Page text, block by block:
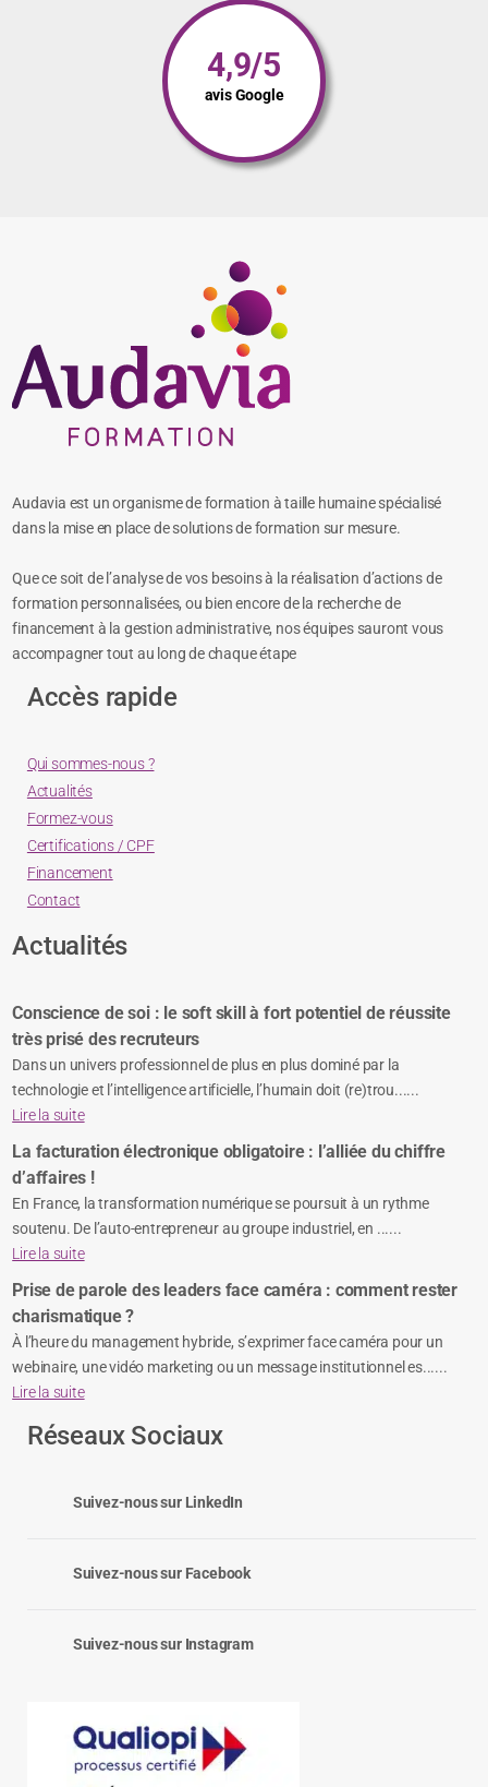
4,9/5
avis Google
Audavia est un organisme de formation à taille humaine spécialisé
dans la mise en place de solutions de formation sur mesure.
Que ce soit de l’analyse de vos besoins à la réalisation d’actions de
formation personnalisées, ou bien encore de la recherche de
financement à la gestion administrative, nos équipes sauront vous
accompagner tout au long de chaque étape
Accès rapide
Qui sommes-nous ?
Actualités
Formez-vous
Certifications / CPF
Financement
Contact
Actualités
Conscience de soi : le soft skill à fort potentiel de réussite
très prisé des recruteurs
Dans un univers professionnel de plus en plus dominé par la
technologie et l’intelligence artificielle, l’humain doit (re)trou......
Lire la suite
La facturation électronique obligatoire : l’alliée du chiffre
d’affaires !
En France, la transformation numérique se poursuit à un rythme
soutenu. De l’auto-entrepreneur au groupe industriel, en ......
Lire la suite
Prise de parole des leaders face caméra : comment rester
charismatique ?
À l’heure du management hybride, s’exprimer face caméra pour un
webinaire, une vidéo marketing ou un message institutionnel es......
Lire la suite
Réseaux Sociaux
Suivez-nous sur LinkedIn
Suivez-nous sur Facebook
Suivez-nous sur Instagram